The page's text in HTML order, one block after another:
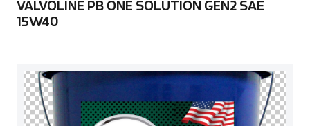
VALVOLINE PB ONE SOLUTION GEN2 SAE
15W40